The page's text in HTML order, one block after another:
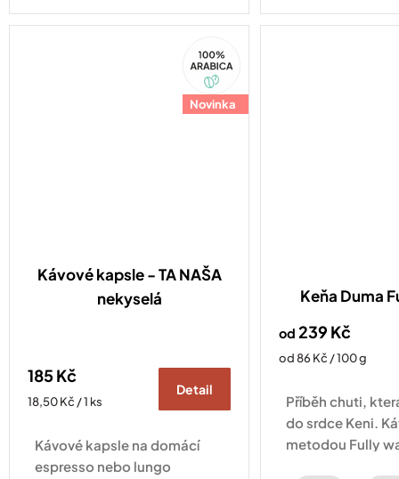
plnou hořké čokolády
a mandlí. Kompatibilní se
jemným
Kompatibilní se
Novinka
Arabica
Kávové kapsle - TA NAŠA
nekyselá
185 Kč
Měrná
18,50 Kč / 1 ks
Detail
Kávové kapsle na domácí
espresso nebo lungo
Keňa Duma
od 239 Kč
Měrná
od 86 Kč / 100 g
Příběh chuti,
do srdce Keni.
metodou Fully